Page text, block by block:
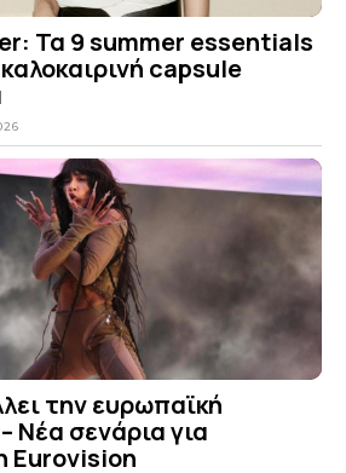
Τα 9 summer essentials
capsule
την ευρωπαϊκή
Νέα σενάρια για
Eurovision